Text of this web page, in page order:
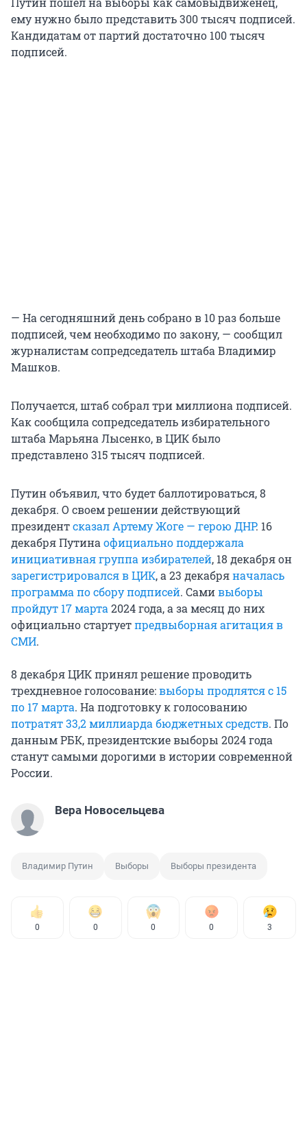
ему нужно было представить 300 тысяч подписей.
Кандидатам от партий достаточно 100 тысяч
подписей.
— На сегодняшний день собрано в 10 раз больше
подписей, чем необходимо по закону, — сообщил
журналистам сопредседатель штаба Владимир
Машков.
Получается, штаб собрал три миллиона подписей.
Как сообщила сопредседатель избирательного
штаба Марьяна Лысенко, в ЦИК было
представлено 315 тысяч подписей.
Путин объявил, что будет баллотироваться, 8
декабря. О своем решении действующий
президентсказал Артему Жоге — герою ДНР. 16
декабря Путина официально поддержала
инициативная группа избирателей, 18 декабря он
зарегистрировался в ЦИК, а 23 декабряначалась
программа по сбору подписей. Самивыборы
пройдут 17 марта 2024 года, а за месяц до них
официально стартуетпредвыборная агитация в
СМИ.
8 декабря ЦИК принял решение проводить
трехдневное голосование:выборы продлятся с 15
по 17 марта. На подготовку к голосованию
потратят 33,2 миллиарда бюджетных средств. По
данным РБК, президентские выборы 2024 года
станут самыми дорогими в истории современной
России.
Вера Новосельцева
Владимир Путин Выборы Выборы президента
0 0 0 0 3